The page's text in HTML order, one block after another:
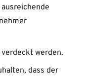
werden.
dass der